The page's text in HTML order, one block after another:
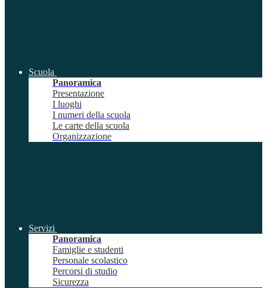
Scuola
Panoramica
Presentazione
I luoghi
I numeri della scuola
Le carte della scuola
Organizzazione
Servizi
Panoramica
Famiglie e studenti
Personale scolastico
Percorsi di studio
Sicurezza